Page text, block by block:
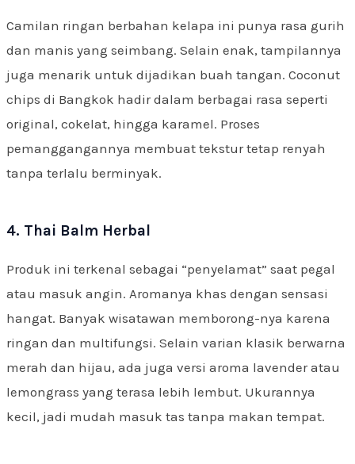
Camilan ringan berbahan kelapa ini punya rasa gurih
dan manis yang seimbang. Selain enak, tampilannya
juga menarik untuk dijadikan buah tangan. Coconut
chips di Bangkok hadir dalam berbagai rasa seperti
original, cokelat, hingga karamel. Proses
pemanggangannya membuat tekstur tetap renyah
tanpa terlalu berminyak.
4. Thai Balm Herbal
Produk ini terkenal sebagai “penyelamat” saat pegal
atau masuk angin. Aromanya khas dengan sensasi
hangat. Banyak wisatawan memborong-nya karena
ringan dan multifungsi. Selain varian klasik berwarna
merah dan hijau, ada juga versi aroma lavender atau
lemongrass yang terasa lebih lembut. Ukurannya
kecil, jadi mudah masuk tas tanpa makan tempat.